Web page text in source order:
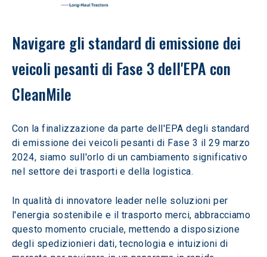
Navigare gli standard di emissione dei
veicoli pesanti di Fase 3 dell'EPA con
CleanMile
Con la finalizzazione da parte dell'EPA degli standard
di emissione dei veicoli pesanti di Fase 3 il 29 marzo
2024, siamo sull'orlo di un cambiamento significativo
nel settore dei trasporti e della logistica.
In qualità di innovatore leader nelle soluzioni per
l'energia sostenibile e il trasporto merci, abbracciamo
questo momento cruciale, mettendo a disposizione
degli spedizionieri dati, tecnologia e intuizioni di